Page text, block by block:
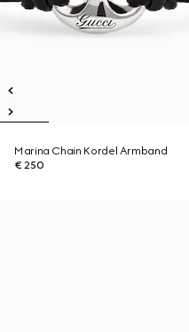
Marina Chain Kordel Armband
€ 250